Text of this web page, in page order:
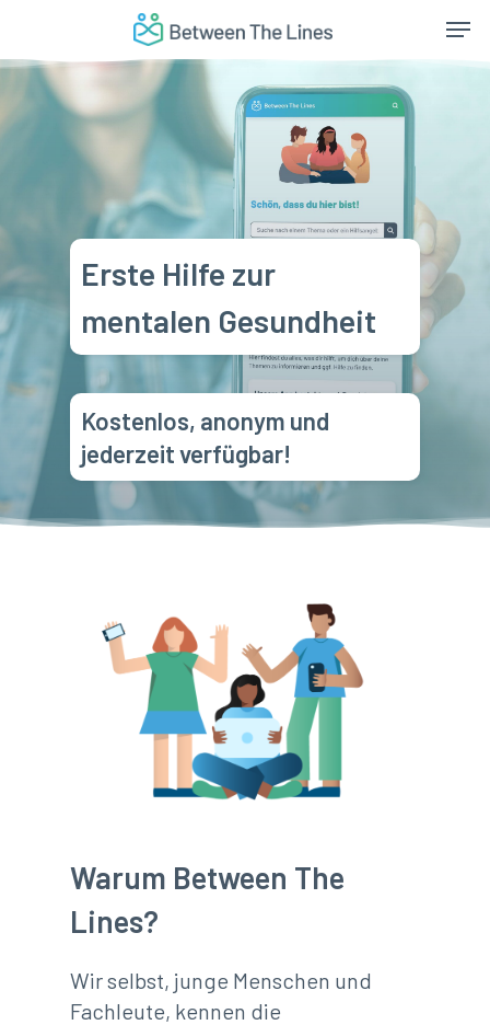
main
content
Menu
Erste Hilfe zur
mentalen Gesundheit
Kostenlos, anonym und
jederzeit verfügbar!
Warum Between The
Lines?
Wir selbst, junge Menschen und
Fachleute, kennen die